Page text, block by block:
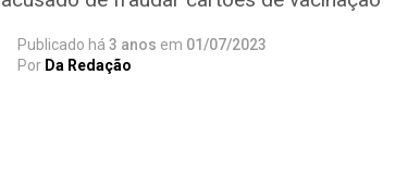
Publicado há 3 anos em 01/07/2023
Por Da Redação